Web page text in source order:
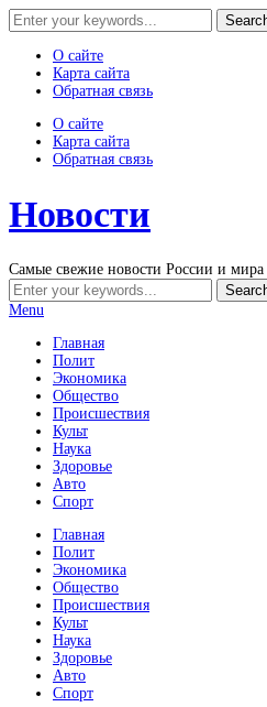
О сайте
Карта сайта
Обратная связь
О сайте
Карта сайта
Обратная связь
Новости
Самые свежие новости России и мира
Menu
Главная
Полит
Экономика
Общество
Происшествия
Культ
Наука
Здоровье
Авто
Спорт
Главная
Полит
Экономика
Общество
Происшествия
Культ
Наука
Здоровье
Авто
Спорт